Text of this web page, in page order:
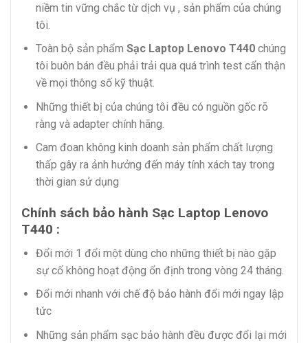
niềm tin vững chắc từ dịch vụ , sản phẩm của chúng
tôi.
Toàn bộ sản phẩm Sạc Laptop Lenovo T440chúng
tôi buôn bán đều phải trải qua quá trình test cẩn thận
về mọi thông số kỹ thuật.
Những thiết bị của chúng tôi đều có nguồn gốc rõ
ràng và adapter chính hãng.
Cam đoan không kinh doanh sản phẩm chất lượng
thấp gây ra ảnh hưởng đến máy tính xách tay trong
thời gian sử dụng
Chính sách bảo hành Sạc Laptop Lenovo
T440 :
Đổi mới 1 đổi một dùng cho những thiết bị nào gặp
sự cố không hoạt động ổn định trong vòng 24 tháng.
Đổi mới nhanh với chế độ bảo hành đổi mới ngay lập
tức
Những sản phẩm sạc bảo hành đều được đổi lại mới